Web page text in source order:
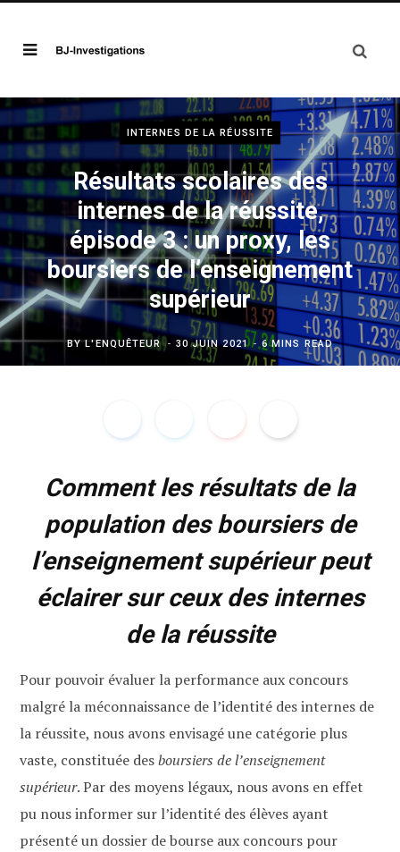
INTERNES DE LA RÉUSSITE
Résultats scolaires des
internes de la réussite,
épisode 3 : un proxy, les
boursiers de l’enseignement
supérieur
BYL'ENQUÊTEUR 30 JUIN 2021 6 MINS READ
Comment les résultats de la
population des boursiers de
l’enseignement supérieur peut
éclairer sur ceux des internes
de la réussite
Pour pouvoir évaluer la performance aux concours
malgré la méconnaissance de l’identité des internes de
la réussite, nous avons envisagé une catégorie plus
vaste, constituée desboursiers de l’enseignement
supérieur. Par des moyens légaux, nous avons en effet
pu nous informer sur l’identité des élèves ayant
présenté un dossier de bourse aux concours pour